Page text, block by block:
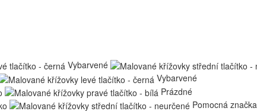
Vybarvené
Vybarvené
Prázdné
Pomocná značka